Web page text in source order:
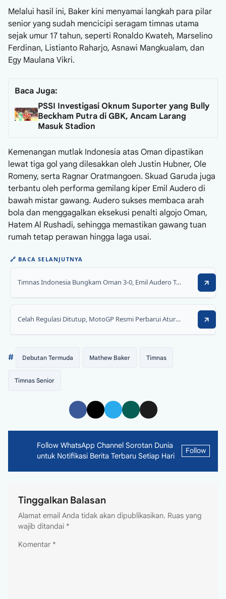
Melalui hasil ini, Baker kini menyamai langkah para pilar
senior yang sudah mencicipi seragam timnas utama
sejak umur 17 tahun, seperti Ronaldo Kwateh, Marselino
Ferdinan, Listianto Raharjo, Asnawi Mangkualam, dan
Egy Maulana Vikri.
Baca Juga:
PSSI Investigasi Oknum Suporter yang Bully
Beckham Putra di GBK, Ancam Larang
Masuk Stadion
Kemenangan mutlak Indonesia atas Oman dipastikan
lewat tiga gol yang dilesakkan oleh Justin Hubner, Ole
Romeny, serta Ragnar Oratmangoen. Skuad Garuda juga
terbantu oleh performa gemilang kiper Emil Audero di
bawah mistar gawang. Audero sukses membaca arah
bola dan menggagalkan eksekusi penalti algojo Oman,
Hatem Al Rushadi, sehingga memastikan gawang tuan
rumah tetap perawan hingga laga usai.
🔗 BACA SELANJUTNYA
Timnas Indonesia Bungkam Oman 3-0, Emil Audero Tepis Penalti di GBK
Celah Regulasi Ditutup, MotoGP Resmi Perbarui Aturan Masuk Pitlane Akibat Aksi Marc Marquez
# Debutan Termuda Mathew Baker Timnas
Timnas Senior
Follow WhatsApp Channel Sorotan Dunia
untuk Notifikasi Berita Terbaru Setiap Hari
Follow
Tinggalkan Balasan
Alamat email Anda tidak akan dipublikasikan. Ruas yang
wajib ditandai *
Komentar *